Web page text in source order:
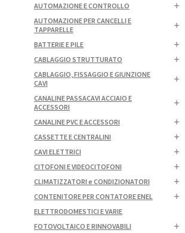
AUTOMAZIONE E CONTROLLO
AUTOMAZIONE PER CANCELLI E
TAPPARELLE
BATTERIE E PILE
CABLAGGIO STRUTTURATO
CABLAGGIO, FISSAGGIO E GIUNZIONE
CAVI
CANALINE PASSACAVI ACCIAIO E
ACCESSORI
CANALINE PVC E ACCESSORI
CASSETTE E CENTRALINI
CAVI ELETTRICI
CITOFONI E VIDEOCITOFONI
CLIMATIZZATORI e CONDIZIONATORI
CONTENITORE PER CONTATORE ENEL
ELETTRODOMESTICI E VARIE
FOTOVOLTAICO E RINNOVABILI